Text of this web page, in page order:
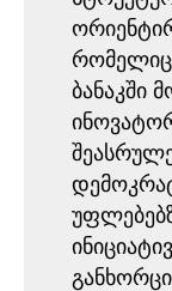
ბანაკში